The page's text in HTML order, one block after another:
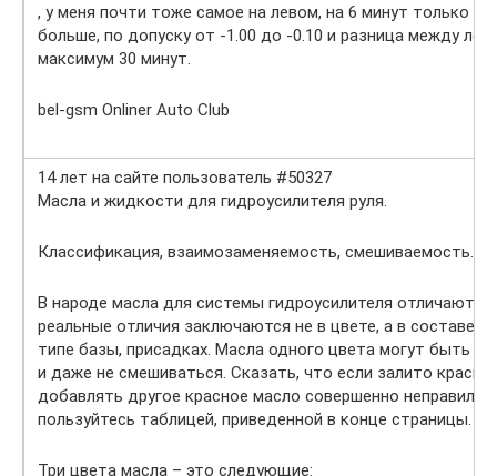
, у меня почти тоже самое на левом, на 6 минут только
больше, по допуску от -1.00 до -0.10 и разница между
максимум 30 минут.
bel-gsm Onliner Auto Club
14 лет на сайте пользователь #50327
Масла и жидкости для гидроусилителя руля.
Классификация, взаимозаменяемость, смешиваемость.
В народе масла для системы гидроусилителя отличают
реальные отличия заключаются не в цвете, а в составе
типе базы, присадках. Масла одного цвета могут быть
и даже не смешиваться. Сказать, что если залито
добавлять другое красное масло совершенно
пользуйтесь таблицей, приведенной в конце страницы.
Три цвета масла – это следующие: